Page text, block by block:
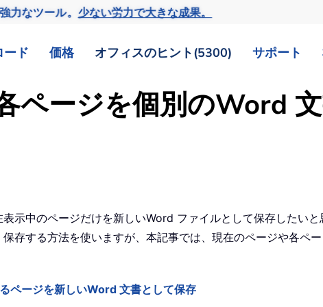
力なツール。 少ない労力で大きな成果。
ード 価格 オフィスのヒント(5300) サポート
ページを個別のWord
示中のページだけを新しいWord ファイルとして保存したい
存する方法を使いますが、本記事では、現在のページや各ペ
ページを新しいWord 文書として保存